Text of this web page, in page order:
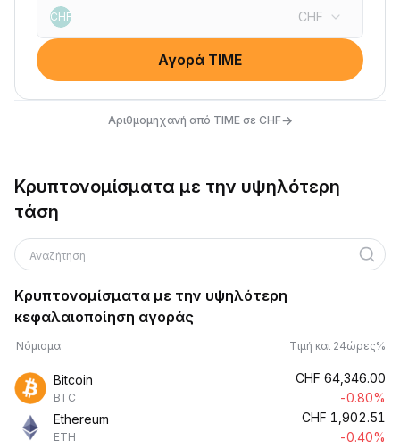
CHF CHF
Αγορά TIME
Αριθμομηχανή από TIME σε CHF→
Κρυπτονομίσματα με την υψηλότερη
τάση
Αναζήτηση
Κρυπτονομίσματα με την υψηλότερη
κεφαλαιοποίηση αγοράς
Νόμισμα Τιμή και 24ώρες%
Bitcoin
BTC
CHF 64,346.00
-0.80%
Ethereum
ETH
CHF 1,902.51
-0.40%